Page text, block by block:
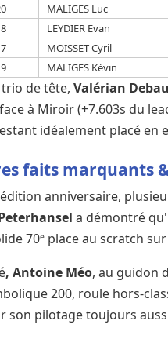
MALIGES Luc
LEYDIER Evan
MOISSET Cyril
MALIGES Kévin
trio de tête,Valérian
à Miroir (+7.603s du
idéalement placé
faits marquants
anniversaire,
a démontré
70ᵉ place au scratch
, Antoine Méo, au guidon
200, roule hors-
son pilotage toujours